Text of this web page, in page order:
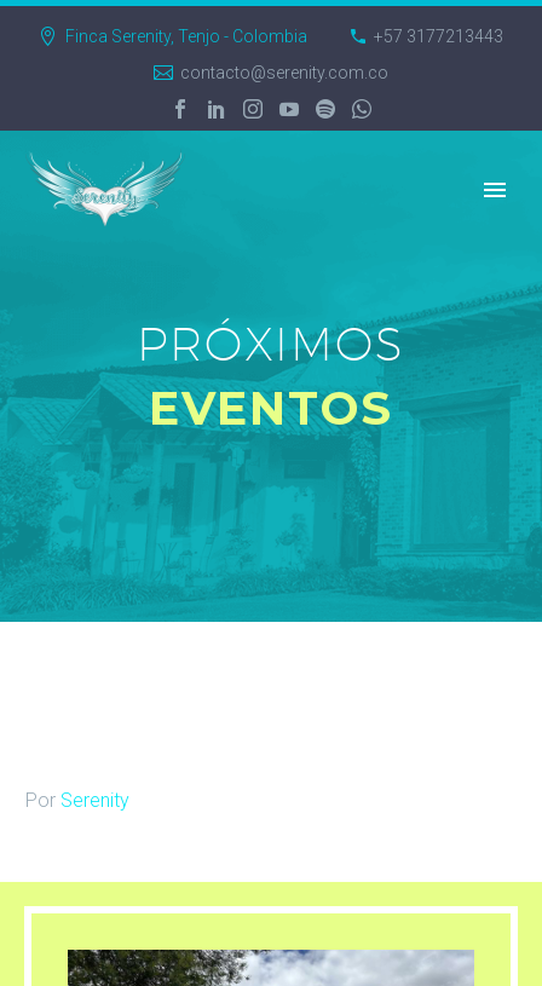
Finca Serenity, Tenjo - Colombia
+57 3177213443
contacto@serenity.com.co
PRÓXIMOS
EVENTOS
Por Serenity